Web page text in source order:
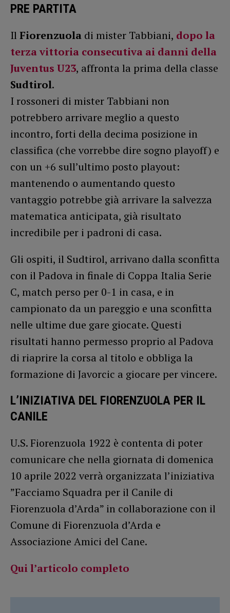
PRE PARTITA
Il Fiorenzuola di mister Tabbiani, dopo la
terza vittoria consecutiva ai danni della
Juventus U23, affronta la prima della classe
Sudtirol.
I rossoneri di mister Tabbiani non
potrebbero arrivare meglio a questo
incontro, forti della decima posizione in
classifica (che vorrebbe dire sogno playoff) e
con un +6 sull’ultimo posto playout:
mantenendo o aumentando questo
vantaggio potrebbe già arrivare la salvezza
matematica anticipata, già risultato
incredibile per i padroni di casa.
Gli ospiti, il Sudtirol, arrivano dalla sconfitta
con il Padova in finale di Coppa Italia Serie
C, match perso per 0-1 in casa, e in
campionato da un pareggio e una sconfitta
nelle ultime due gare giocate. Questi
risultati hanno permesso proprio al Padova
di riaprire la corsa al titolo e obbliga la
formazione di Javorcic a giocare per vincere.
L’INIZIATIVA DEL FIORENZUOLA PER IL
CANILE
U.S. Fiorenzuola 1922 è contenta di poter
comunicare che nella giornata di domenica
10 aprile 2022 verrà organizzata l’iniziativa
”Facciamo Squadra per il Canile di
Fiorenzuola d’Arda” in collaborazione con il
Comune di Fiorenzuola d’Arda e
Associazione Amici del Cane.
Qui l’articolo completo